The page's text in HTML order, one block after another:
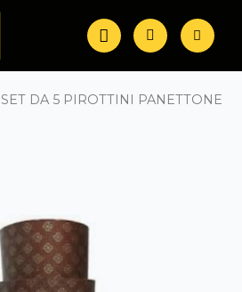
SET DA 5 PIROTTINI PANETTONE